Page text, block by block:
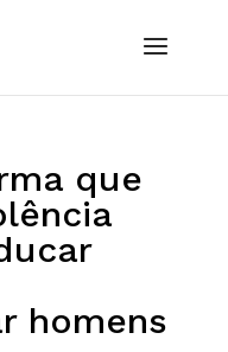
que
homens